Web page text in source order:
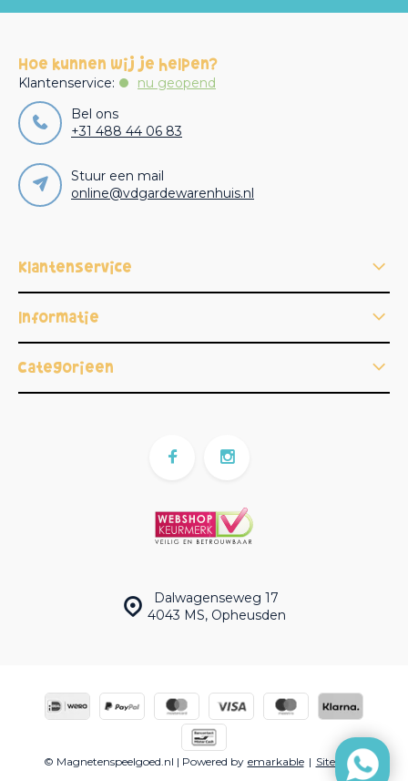
Hoe kunnen wij je helpen?
Klantenservice:
nu geopend
Bel ons
+31 488 44 06 83
Stuur een mail
online@vdgardewarenhuis.nl
Klantenservice
Informatie
Categorieën
Dalwagenseweg 17
4043 MS, Opheusden
© Magnetenspeelgoed.nl | Powered by emarkable | Sitemap